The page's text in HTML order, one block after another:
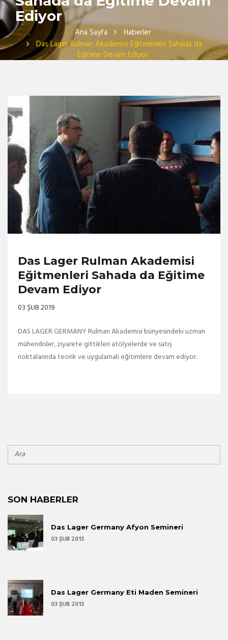
Ediyor
Ana Sayfa
Haberler
Das Lager Rulman Akademisi Eğitmenleri Sahada da
Eğitime Devam Ediyor
Das Lager Rulman Akademisi
Eğitmenleri Sahada da Eğitime
Devam Ediyor
03 ŞUB 2019
DAS LAGER GERMANY Rulman Akademisi bünyesindeki uzman
mühendisler, ziyarete gittikleri atölyelerde ve satış
noktalarında teorik ve uygulamalı eğitimlere devam ediyor.
SON HABERLER
Das Lager Germany Afyon Semineri
03 ŞUB 2013
Das Lager Germany Eti Maden Semineri
03 ŞUB 2013